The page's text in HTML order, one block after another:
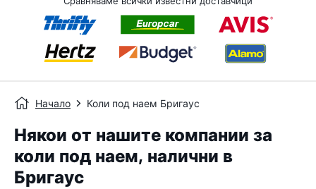
Начало Коли под наем Бригаус
Някои от нашите компании за
коли под наем, налични в
Бригаус